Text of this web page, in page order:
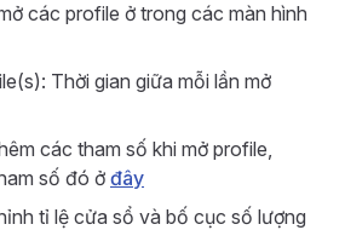
các profile ở trong các màn hình
Thời gian giữa mỗi lần mở
các tham số khi mở profile,
số đó ở đây
tỉ lệ cửa sổ và bố cục số lượng